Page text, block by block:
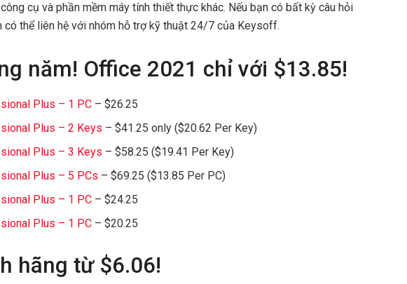
cụ và phần mềm máy tính thiết thực khác. Nếu bạn có bất kỳ câu hỏi
có thể liên hệ với nhóm hỗ trợ kỹ thuật 24/7 của Keysoff.
năm! Office 2021 chỉ với $13.85!
Plus – 1 PC – $26.25
Plus – 2 Keys – $41.25 only ($20.62 Per Key)
Plus – 3 Keys – $58.25 ($19.41 Per Key)
Plus – 5 PCs – $69.25 ($13.85 Per PC)
Plus – 1 PC – $24.25
Plus – 1 PC – $20.25
hãng từ $6.06!